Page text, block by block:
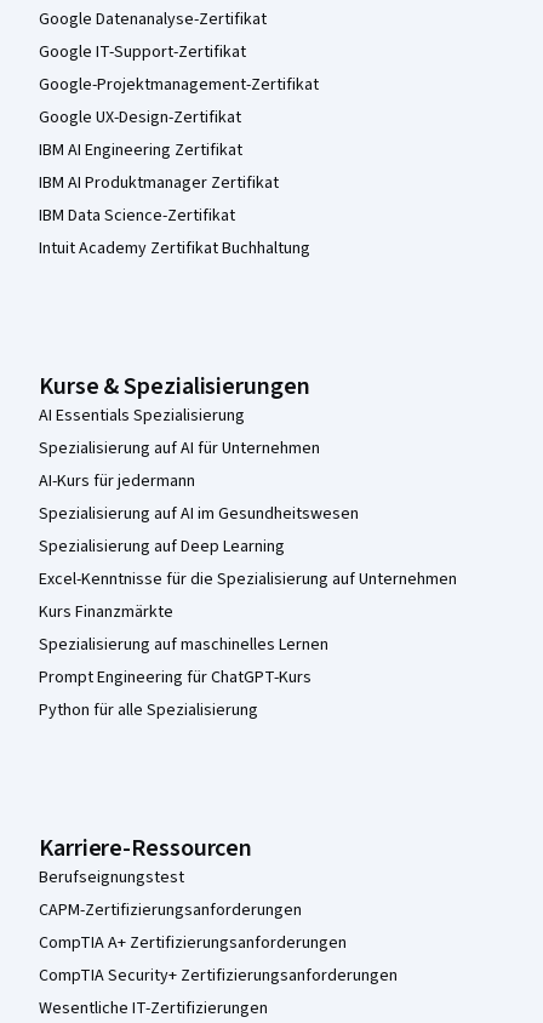
Google Datenanalyse-Zertifikat
Google IT-Support-Zertifikat
Google-Projektmanagement-Zertifikat
Google UX-Design-Zertifikat
IBM AI Engineering Zertifikat
IBM AI Produktmanager Zertifikat
IBM Data Science-Zertifikat
Intuit Academy Zertifikat Buchhaltung
Kurse & Spezialisierungen
AI Essentials Spezialisierung
Spezialisierung auf AI für Unternehmen
AI-Kurs für jedermann
Spezialisierung auf AI im Gesundheitswesen
Spezialisierung auf Deep Learning
Excel-Kenntnisse für die Spezialisierung auf Unternehmen
Kurs Finanzmärkte
Spezialisierung auf maschinelles Lernen
Prompt Engineering für ChatGPT-Kurs
Python für alle Spezialisierung
Karriere-Ressourcen
Berufseignungstest
CAPM-Zertifizierungsanforderungen
CompTIA A+ Zertifizierungsanforderungen
CompTIA Security+ Zertifizierungsanforderungen
Wesentliche IT-Zertifizierungen